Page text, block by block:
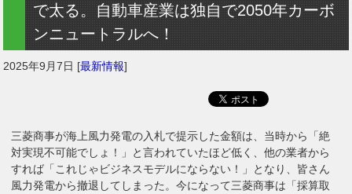
で太る。自動車産業は独自で2050年カーボ
ンニュートラルへ！
2025年9月7日 [最新情報]
三菱商事が海上風力発電の入札で提示した金額は、当時から「絶
対実現不可能でしょ！」と言われていたほど低く、他の業者から
すれば「これじゃビジネスモデルにならない！」となり、皆さん
風力発電から撤退してしまった。今になって三菱商事は「採算取